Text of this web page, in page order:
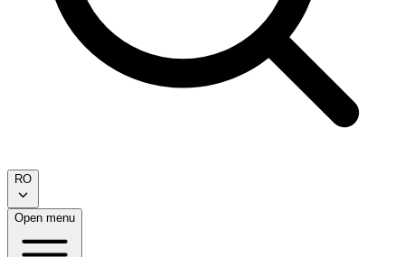
RO
Open menu